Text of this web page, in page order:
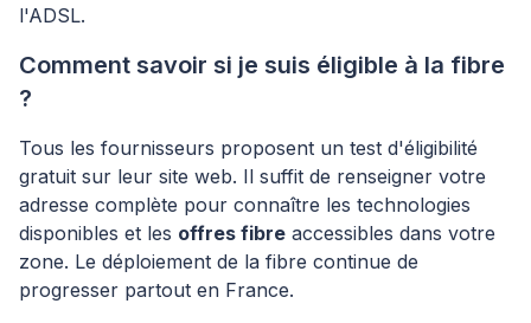
l'ADSL.
Comment savoir si je suis éligible à la fibre
?
Tous les fournisseurs proposent un test d'éligibilité
gratuit sur leur site web. Il suffit de renseigner votre
adresse complète pour connaître les technologies
disponibles et les offres fibre accessibles dans votre
zone. Le déploiement de la fibre continue de
progresser partout en France.